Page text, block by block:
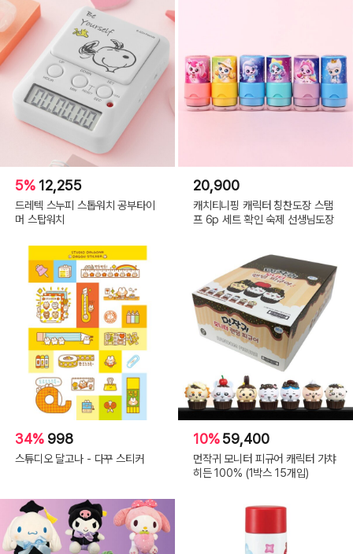
(C) 10X10.INC 2023(or COPYRIGHT(C) 2023 ALL RIGHTS RESERVED BY
10X10 INC)
5% 12,255
드레텍 스누피 스톱워치 공부타이
머 스탑워치
20,900
캐치티니핑 캐릭터 칭찬도장 스탬
프 6p 세트 확인 숙제 선생님도장
34% 998
스튜디오 달고나 - 다꾸 스티커
10%59,400
먼작귀 모니터 피규어 캐릭터 가챠
히든 100% (1박스 15개입)